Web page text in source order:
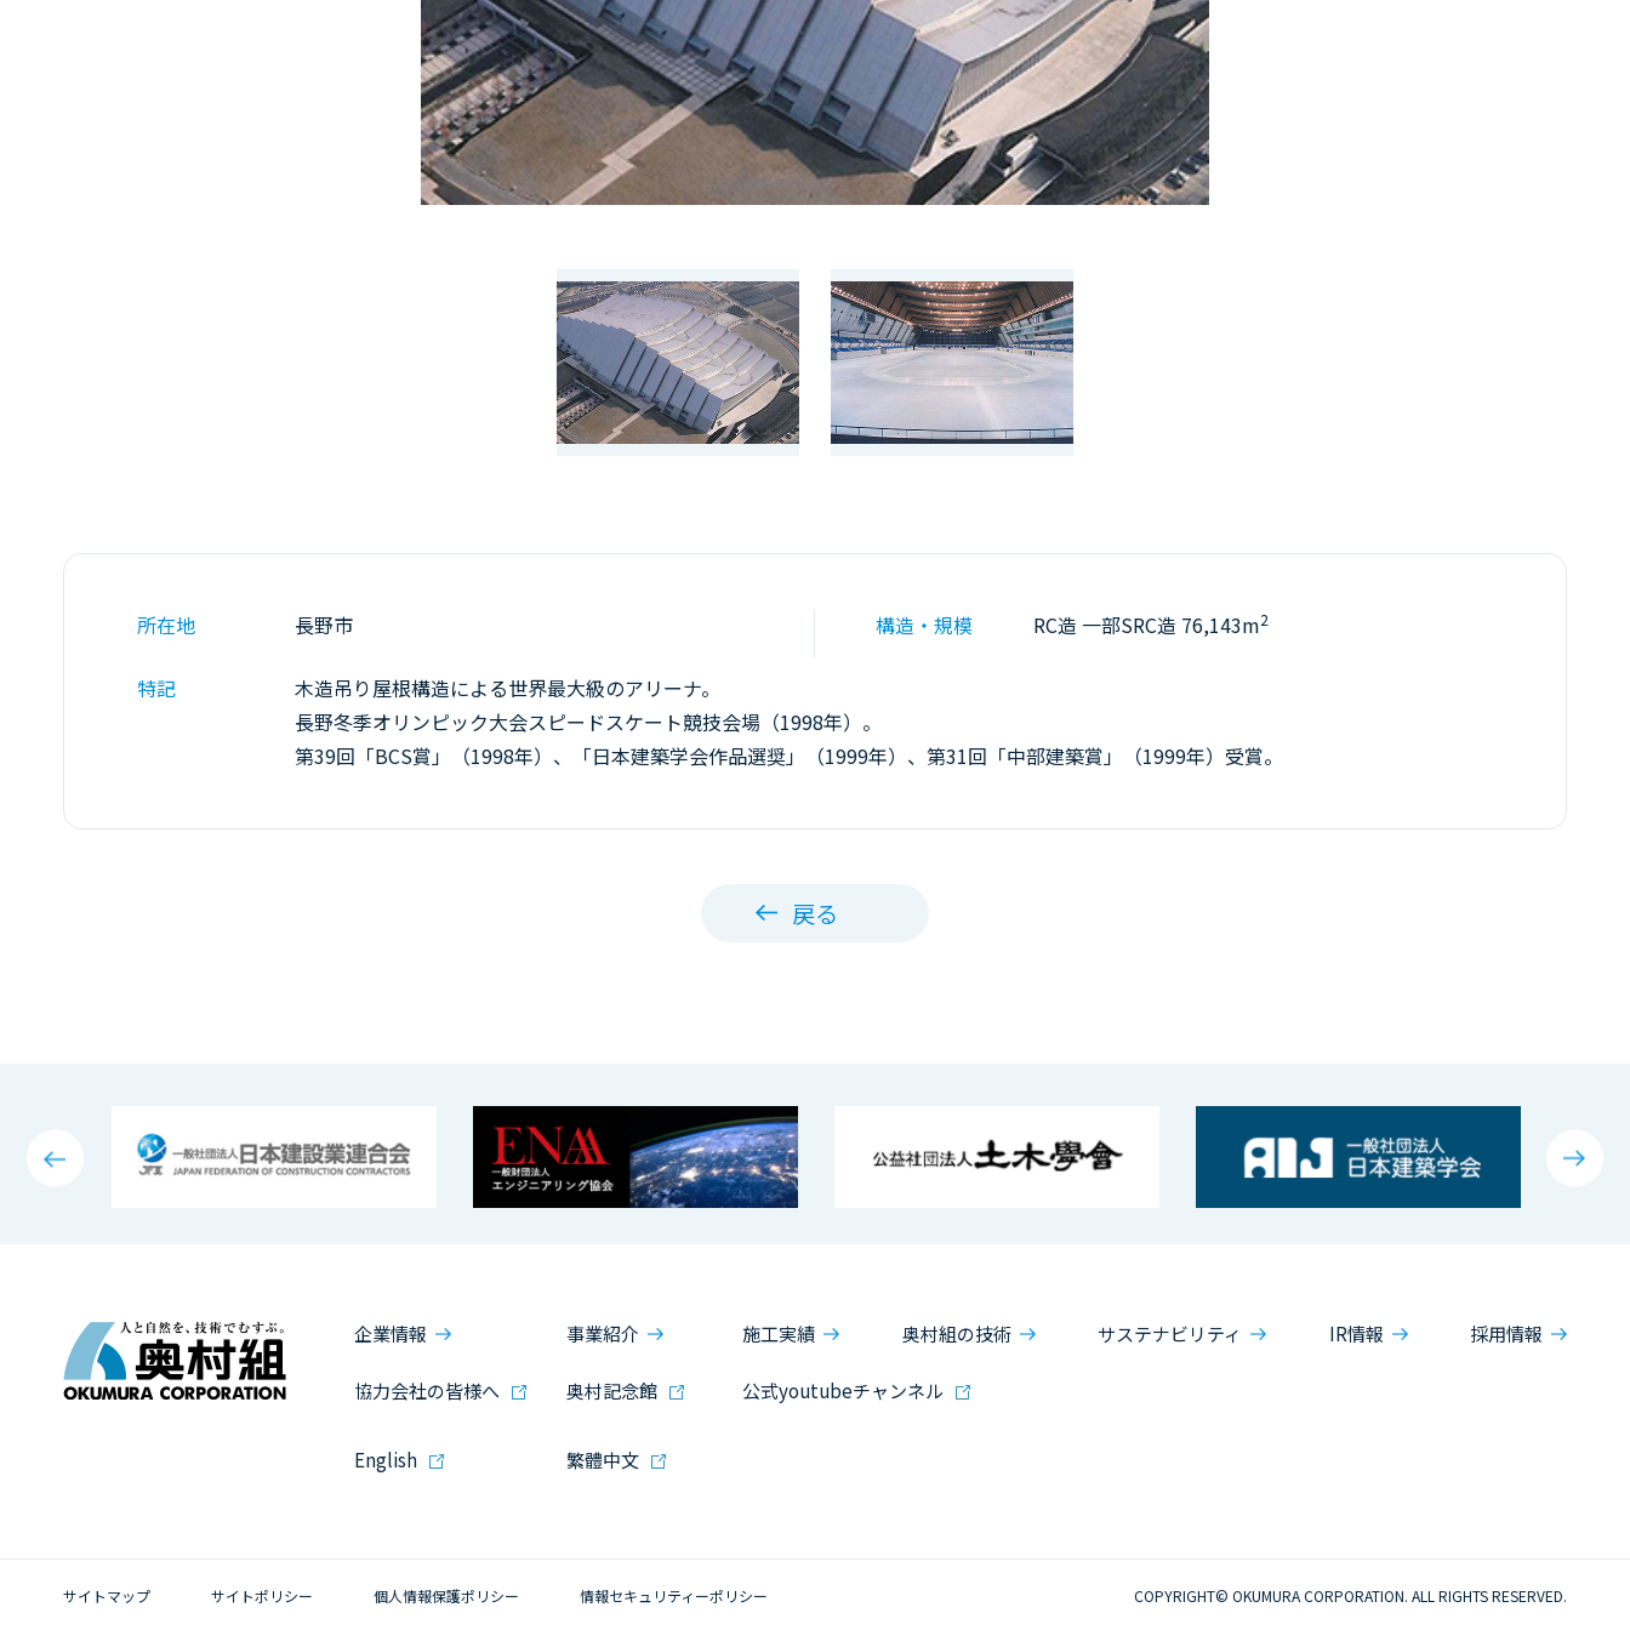
所在地 長野市 構造・規模 RC造 一部SRC造 76,143m2
特記
木造吊り屋根構造による世界最大級のアリーナ。
長野冬季オリンピック大会スピードスケート競技会場（1998年）。
第39回「BCS賞」（1998年）、「日本建築学会作品選奨」（1999年）、第31回「中部建築賞」（1999年）受賞。
戻る
企業情報 事業紹介 施工実績 奥村組の技術 サステナビリティ IR情報 採用情報
協力会社の皆様へ 奥村記念館 公式youtubeチャンネル
English 繁體中文
サイトマップ サイトポリシー 個人情報保護ポリシー 情報セキュリティーポリシー COPYRIGHT© OKUMURA CORPORATION. ALL RIGHTS RESERVED.